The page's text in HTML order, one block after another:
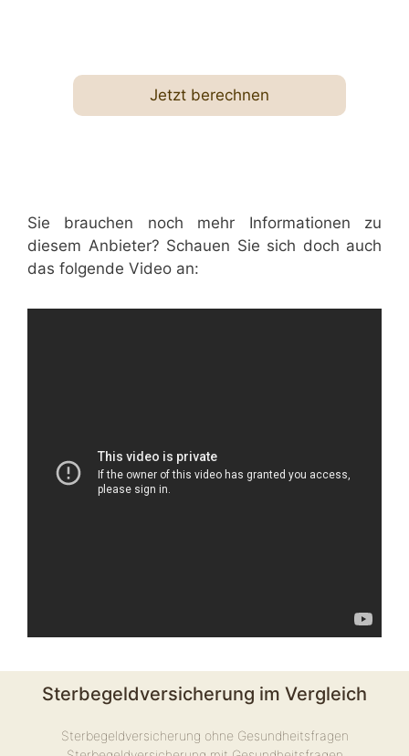
Jetzt berechnen
Sie brauchen noch mehr Informationen zu
diesem Anbieter? Schauen Sie sich doch auch
das folgende Video an:
Sterbegeldversicherung im Vergleich
Sterbegeldversicherung ohne Gesundheitsfragen